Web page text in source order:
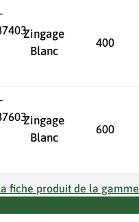
Zingage
Blanc
400
Zingage
Blanc
600
fiche produit de la gamme